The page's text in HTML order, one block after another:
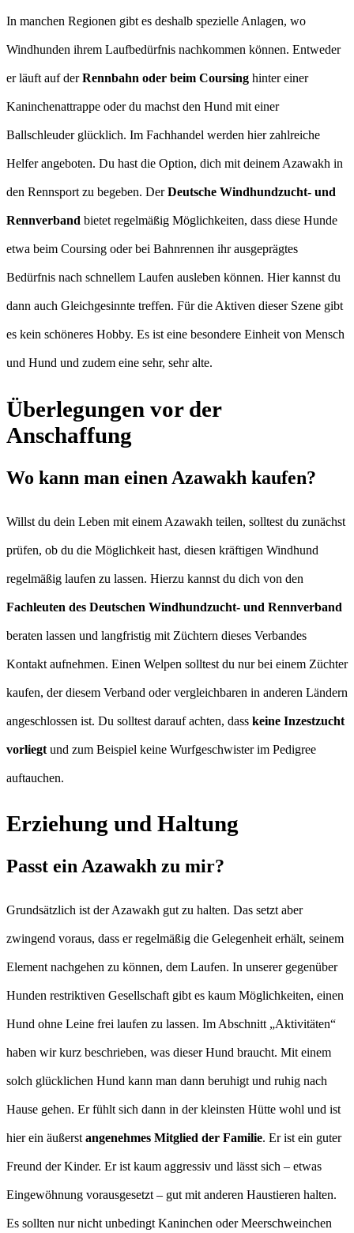
In manchen Regionen gibt es deshalb spezielle Anlagen, wo
Windhunden ihrem Laufbedürfnis nachkommen können. Entweder
er läuft auf derRennbahn oder beim Coursing hinter einer
Kaninchenattrappe oder du machst den Hund mit einer
Ballschleuder glücklich. Im Fachhandel werden hier zahlreiche
Helfer angeboten. Du hast die Option, dich mit deinem Azawakh in
den Rennsport zu begeben. DerDeutsche Windhundzucht- und
Rennverband bietet regelmäßig Möglichkeiten, dass diese Hunde
etwa beim Coursing oder bei Bahnrennen ihr ausgeprägtes
Bedürfnis nach schnellem Laufen ausleben können. Hier kannst du
dann auch Gleichgesinnte treffen. Für die Aktiven dieser Szene gibt
es kein schöneres Hobby. Es ist eine besondere Einheit von Mensch
und Hund und zudem eine sehr, sehr alte.
Überlegungen vor der
Anschaffung
Wo kann man einen Azawakh kaufen?
Willst du dein Leben mit einem Azawakh teilen, solltest du zunächst
prüfen, ob du die Möglichkeit hast, diesen kräftigen Windhund
regelmäßig laufen zu lassen. Hierzu kannst du dich von den
Fachleuten des Deutschen Windhundzucht- und Rennverband
beraten lassen und langfristig mit Züchtern dieses Verbandes
Kontakt aufnehmen. Einen Welpen solltest du nur bei einem Züchter
kaufen, der diesem Verband oder vergleichbaren in anderen Ländern
angeschlossen ist. Du solltest darauf achten, dass keine Inzestzucht
vorliegt und zum Beispiel keine Wurfgeschwister im Pedigree
auftauchen.
Erziehung und Haltung
Passt ein Azawakh zu mir?
Grundsätzlich ist der Azawakh gut zu halten. Das setzt aber
zwingend voraus, dass er regelmäßig die Gelegenheit erhält, seinem
Element nachgehen zu können, dem Laufen. In unserer gegenüber
Hunden restriktiven Gesellschaft gibt es kaum Möglichkeiten, einen
Hund ohne Leine frei laufen zu lassen. Im Abschnitt „Aktivitäten“
haben wir kurz beschrieben, was dieser Hund braucht. Mit einem
solch glücklichen Hund kann man dann beruhigt und ruhig nach
Hause gehen. Er fühlt sich dann in der kleinsten Hütte wohl und ist
hier ein äußerst angenehmes Mitglied der Familie. Er ist ein guter
Freund der Kinder. Er ist kaum aggressiv und lässt sich – etwas
Eingewöhnung vorausgesetzt – gut mit anderen Haustieren halten.
Es sollten nur nicht unbedingt Kaninchen oder Meerschweinchen